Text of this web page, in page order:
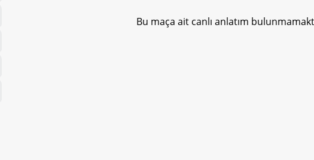
Bu maça ait canlı anlatım